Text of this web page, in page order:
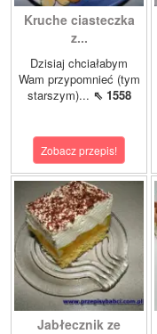
Kruche ciasteczka
z...
Dzisiaj chciałabym
Wam przypomnieć (tym
starszym)... ⇖ 1558
Zobacz przepis!
Jabłecznik ze